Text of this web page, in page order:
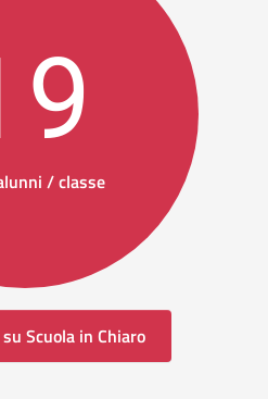
/ classe
Scuola in Chiaro